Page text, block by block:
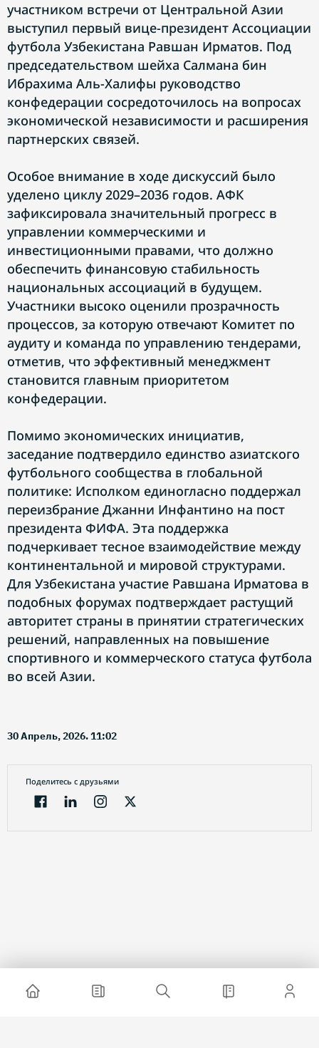
участником встречи от Центральной Азии
выступил первый вице-президент Ассоциации
футбола Узбекистана Равшан Ирматов. Под
председательством шейха Салмана бин
Ибрахима Аль-Халифы руководство
конфедерации сосредоточилось на вопросах
экономической независимости и расширения
партнерских связей.
Особое внимание в ходе дискуссий было
уделено циклу 2029–2036 годов. АФК
зафиксировала значительный прогресс в
управлении коммерческими и
инвестиционными правами, что должно
обеспечить финансовую стабильность
национальных ассоциаций в будущем.
Участники высоко оценили прозрачность
процессов, за которую отвечают Комитет по
аудиту и команда по управлению тендерами,
отметив, что эффективный менеджмент
становится главным приоритетом
конфедерации.
Помимо экономических инициатив,
заседание подтвердило единство азиатского
футбольного сообщества в глобальной
политике: Исполком единогласно поддержал
переизбрание Джанни Инфантино на пост
президента ФИФА. Эта поддержка
подчеркивает тесное взаимодействие между
континентальной и мировой структурами.
Для Узбекистана участие Равшана Ирматова в
подобных форумах подтверждает растущий
авторитет страны в принятии стратегических
решений, направленных на повышение
спортивного и коммерческого статуса футбола
во всей Азии.
30 Апрель, 2026. 11:02
Поделитесь с друзьями